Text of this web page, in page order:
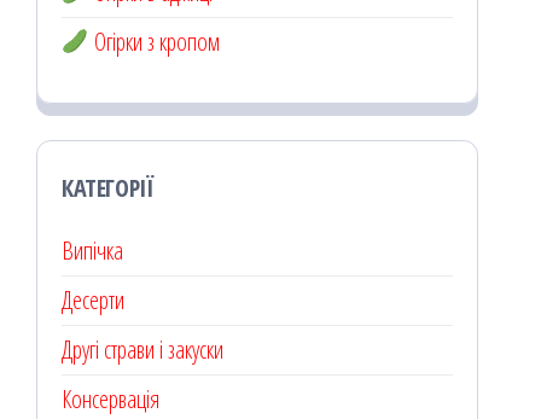
Огірки з кропом
КАТЕГОРІЇ
Випічка
Десерти
Другі страви і закуски
Консервація